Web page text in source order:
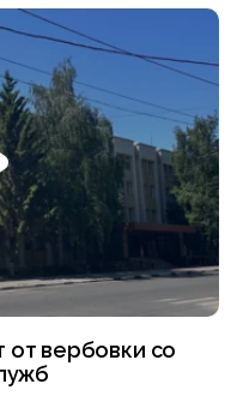
вербовки со